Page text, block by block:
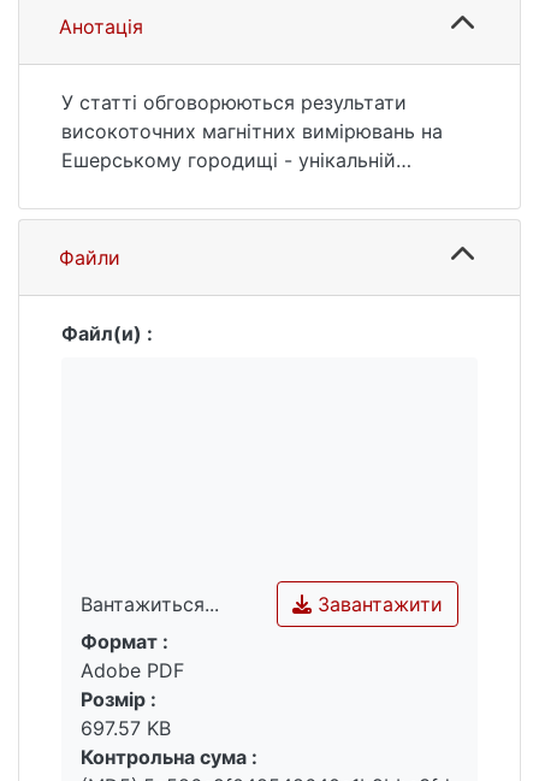
24
університету імені Тараса Шевченка.
Геологія. 2013. Т. 1, № 60. С. 47—50. URL:
24 (дата звернення: 25.07.2026).
Анотація
У статті обговорюються результати
високоточних магнітних вимірювань на
Ешерському городищі - унікальній
результаті археологічної інтерпретації
геофізичних аномалій встановлені
Файли
Файл(и) :
Вантажиться...
Вантажиться...
Завантажити
Формат :
Adobe PDF
Розмір :
697.57 KB
Контрольна сума :